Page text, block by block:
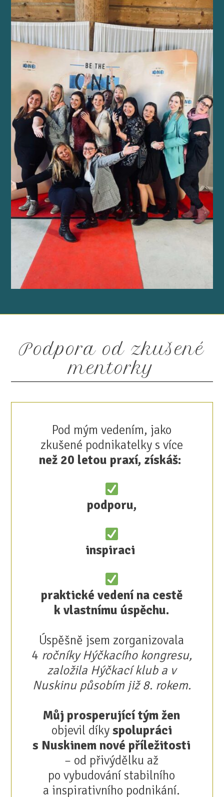
Podpora od zkušené
mentorky
Pod mým vedením, jako
zkušené podnikatelky s více
než 20 letou praxí, získáš:
podporu,
inspiraci
praktické vedení na cestě
k vlastnímu úspěchu.
Úspěšně jsem zorganizovala
4 ročníky Hýčkacího kongresu,
založila Hýčkací klub a v
Nuskinu působím již 8. rokem.
Můj prosperující tým žen
objevil díkyspolupráci
s Nuskinem nové příležitosti
– od přivýdělku až
po vybudování stabilního
a inspirativního podnikání.